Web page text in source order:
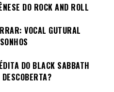
DO ROCK AND ROLL
VOCAL GUTURAL
DO BLACK SABBATH